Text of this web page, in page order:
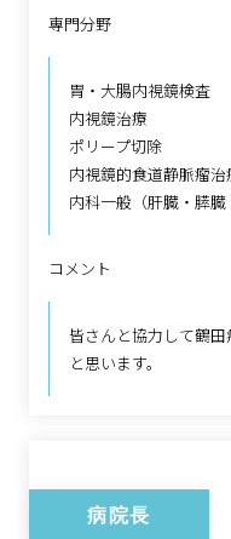
専門分野
胃・大腸内視鏡検査
内視鏡治療
ポリープ切除
内視鏡的食道静脈瘤治
内科一般（肝臓・膵臓
コメント
皆さんと協力して鶴
と思います。
病院長